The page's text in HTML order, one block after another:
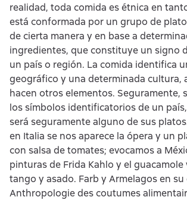
realidad, toda comida es étnica en
está conformada por un grupo de
de cierta manera y en base a
ingredientes, que constituye un signo
un país o región. La comida identifica
geográfico y una determinada cultura,
hacen otros elementos. Seguramente,
los símbolos identificatorios de un
será seguramente alguno de sus
en Italia se nos aparece la ópera y un
con salsa de tomates; evocamos a
pinturas de Frida Kahlo y el
tango y asado. Farb y Armelagos en su
Anthropologie des coutumes